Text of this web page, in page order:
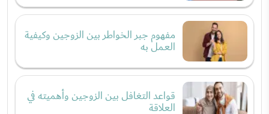
مفهوم جبر الخواطر بين الزوجين وكيفية
العمل به
قواعد التغافل بين الزوجين وأهميته في
العلاقة